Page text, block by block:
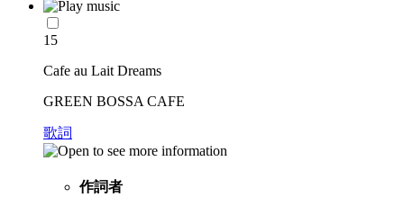
15
Cafe au Lait Dreams
GREEN BOSSA CAFE
歌詞
作詞者